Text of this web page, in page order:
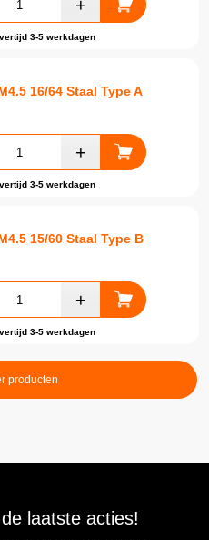
3-5 werkdagen
16/64 Staal Type A
3-5 werkdagen
15/60 Staal Type B
3-5 werkdagen
producten
laatste acties!